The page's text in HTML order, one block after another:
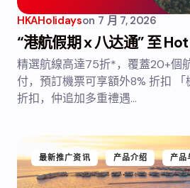
HKAHolidayson 7 月 7, 2026
“港航假期 x 八达通” 至
精選航線高達75折*，覆蓋20+個
付，預訂機票可享額外8% 折扣
折扣，仲追加多重禮遇…
最新推广资讯 产品介绍 产品